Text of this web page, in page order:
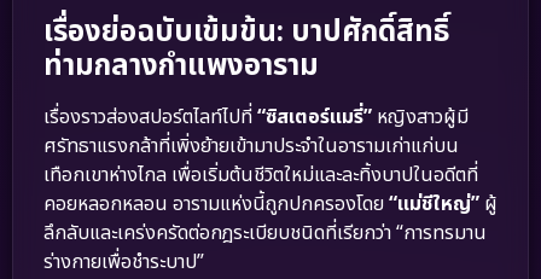
เรื่องย่อฉบับเข้มข้น: บาปศักดิ์สิทธิ์
ท่ามกลางกำแพงอาราม
เรื่องราวส่องสปอร์ตไลท์ไปที่“ซิสเตอร์แมรี่” หญิงสาวผู้มี
ศรัทธาแรงกล้าที่เพิ่งย้ายเข้ามาประจำในอารามเก่าแก่บน
เทือกเขาห่างไกล เพื่อเริ่มต้นชีวิตใหม่และละทิ้งบาปในอดีตที่
คอยหลอกหลอน อารามแห่งนี้ถูกปกครองโดย“แม่ชีใหญ่” ผู้
ลึกลับและเคร่งครัดต่อกฎระเบียบชนิดที่เรียกว่า “การทรมาน
ร่างกายเพื่อชำระบาป”